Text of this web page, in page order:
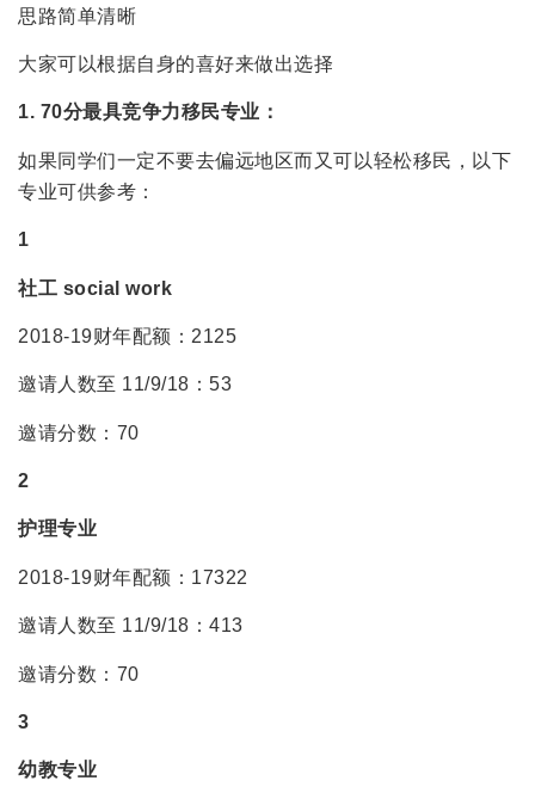
思路简单清晰
大家可以根据自身的喜好来做出选择
1. 70分最具竞争力移民专业：
如果同学们一定不要去偏远地区而又可以轻松移民，以下
专业可供参考：
1
社工 social work
2018-19财年配额：2125
邀请人数至 11/9/18：53
邀请分数：70
2
护理专业
2018-19财年配额：17322
邀请人数至 11/9/18：413
邀请分数：70
3
幼教专业